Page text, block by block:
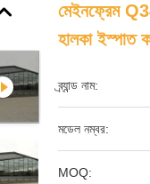
মেইনফ্রেম
হালকা ইস্পাত
ব্র্যান্ড নাম:
মডেল নম্বর:
MOQ: